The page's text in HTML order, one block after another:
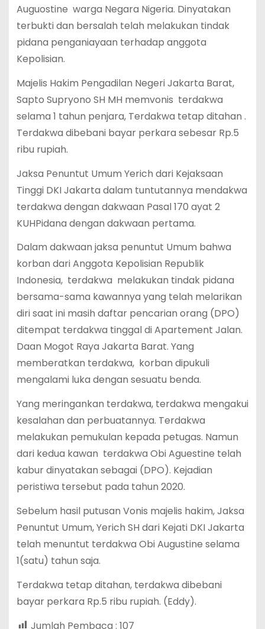
Auguostine warga Negara Nigeria. Dinyatakan
terbukti dan bersalah telah melakukan tindak
pidana penganiayaan terhadap anggota
Kepolisian.
Majelis Hakim Pengadilan Negeri Jakarta Barat,
Sapto Supryono SH MH memvonis terdakwa
selama 1 tahun penjara, Terdakwa tetap ditahan .
Terdakwa dibebani bayar perkara sebesar Rp.5
ribu rupiah.
Jaksa Penuntut Umum Yerich dari Kejaksaan
Tinggi DKI Jakarta dalam tuntutannya mendakwa
terdakwa dengan dakwaan Pasal 170 ayat 2
KUHPidana dengan dakwaan pertama.
Dalam dakwaan jaksa penuntut Umum bahwa
korban dari Anggota Kepolisian Republik
Indonesia, terdakwa melakukan tindak pidana
bersama-sama kawannya yang telah melarikan
diri saat ini masih daftar pencarian orang (DPO)
ditempat terdakwa tinggal di Apartement Jalan.
Daan Mogot Raya Jakarta Barat. Yang
memberatkan terdakwa, korban dipukuli
mengalami luka dengan sesuatu benda.
Yang meringankan terdakwa, terdakwa mengakui
kesalahan dan perbuatannya. Terdakwa
melakukan pemukulan kepada petugas. Namun
dari kedua kawan terdakwa Obi Aguestine telah
kabur dinyatakan sebagai (DPO). Kejadian
peristiwa tersebut pada tahun 2020.
Sebelum hasil putusan Vonis majelis hakim, Jaksa
Penuntut Umum, Yerich SH dari Kejati DKI Jakarta
telah menuntut terdakwa Obi Augustine selama
1(satu) tahun saja.
Terdakwa tetap ditahan, terdakwa dibebani
bayar perkara Rp.5 ribu rupiah. (Eddy).
Jumlah Pembaca : 107